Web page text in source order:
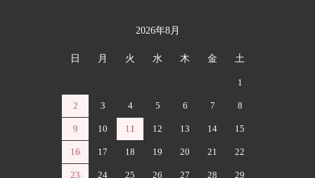
2026年8月
日 月 火 水 木 金 土
1
2 3 4 5 6 7 8
9 10 11 12 13 14 15
16 17 18 19 20 21 22
23 24 25 26 27 28 29